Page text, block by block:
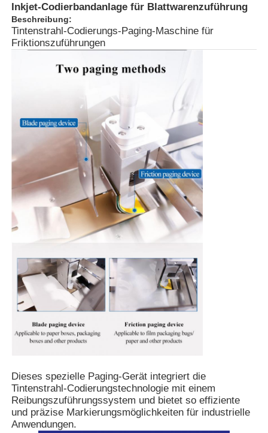
Inkjet-Codierbandanlage für Blattwarenzuführung
Beschreibung:
Tintenstrahl-Codierungs-Paging-Maschine für
Friktionszuführungen
Dieses spezielle Paging-Gerät integriert die
Tintenstrahl-Codierungstechnologie mit einem
Reibungszuführungssystem und bietet so effiziente
und präzise Markierungsmöglichkeiten für industrielle
Anwendungen.